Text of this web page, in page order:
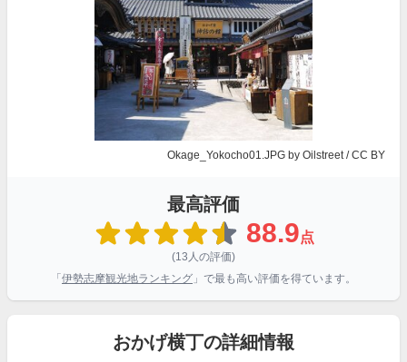
Okage_Yokocho01.JPG by Oilstreet /CC BY
最高評価
88.9点
(13人の評価)
「 伊勢志摩観光地ランキング 」で最も高い評価を得ています。
おかげ横丁の詳細情報